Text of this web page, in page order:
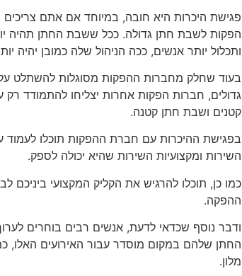
פגישת היכרות היא חובה, במיוחד אם אתם
הפקות לשבת חתן גדולה. ככל ששבת החתן תהיה
ותכלול יותר אנשים, ככה הניהול שלה כמובן יהיה
בעוד שחלק מחברות ההפקות מסוגלות להשתלט על
גדולים, חברות הפקות אחרות יצליחו להתמודד רק
קטנים ושבת חתן קטנה.
בפגישת ההיכרות עם חברת ההפקות תוכלו לעמוד
השירות ומקצועיות השירות שהיא יכולה לספק.
כמו כן, תוכלו להרגיש את הקליק המקצועי ביניכם
ההפקה.
ודבר נוסף שכדאי לדעת, אנשים רבים בוחרים
החתן שלהם במקום מוסדר עבור האירועים האלו,
מלון.